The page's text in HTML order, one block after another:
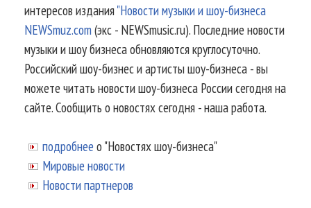
интересов издания"Новости музыки и шоу-бизнеса
NEWSmuz.com(экс - NEWSmusic.ru). Последние новости
музыки и шоу бизнеса обновляются круглосуточно.
Российский шоу-бизнес и артисты шоу-бизнеса - вы
можете читать новости шоу-бизнеса России сегодня на
сайте. Сообщить о новостях сегодня - наша работа.
подробнее о "Новостях шоу-бизнеса"
Мировые новости
Новости партнеров